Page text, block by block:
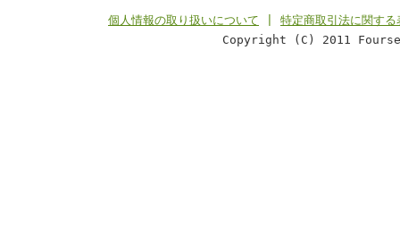
個人情報の取り扱いについて
特定商取引法に関する
Copyright (C) 2011